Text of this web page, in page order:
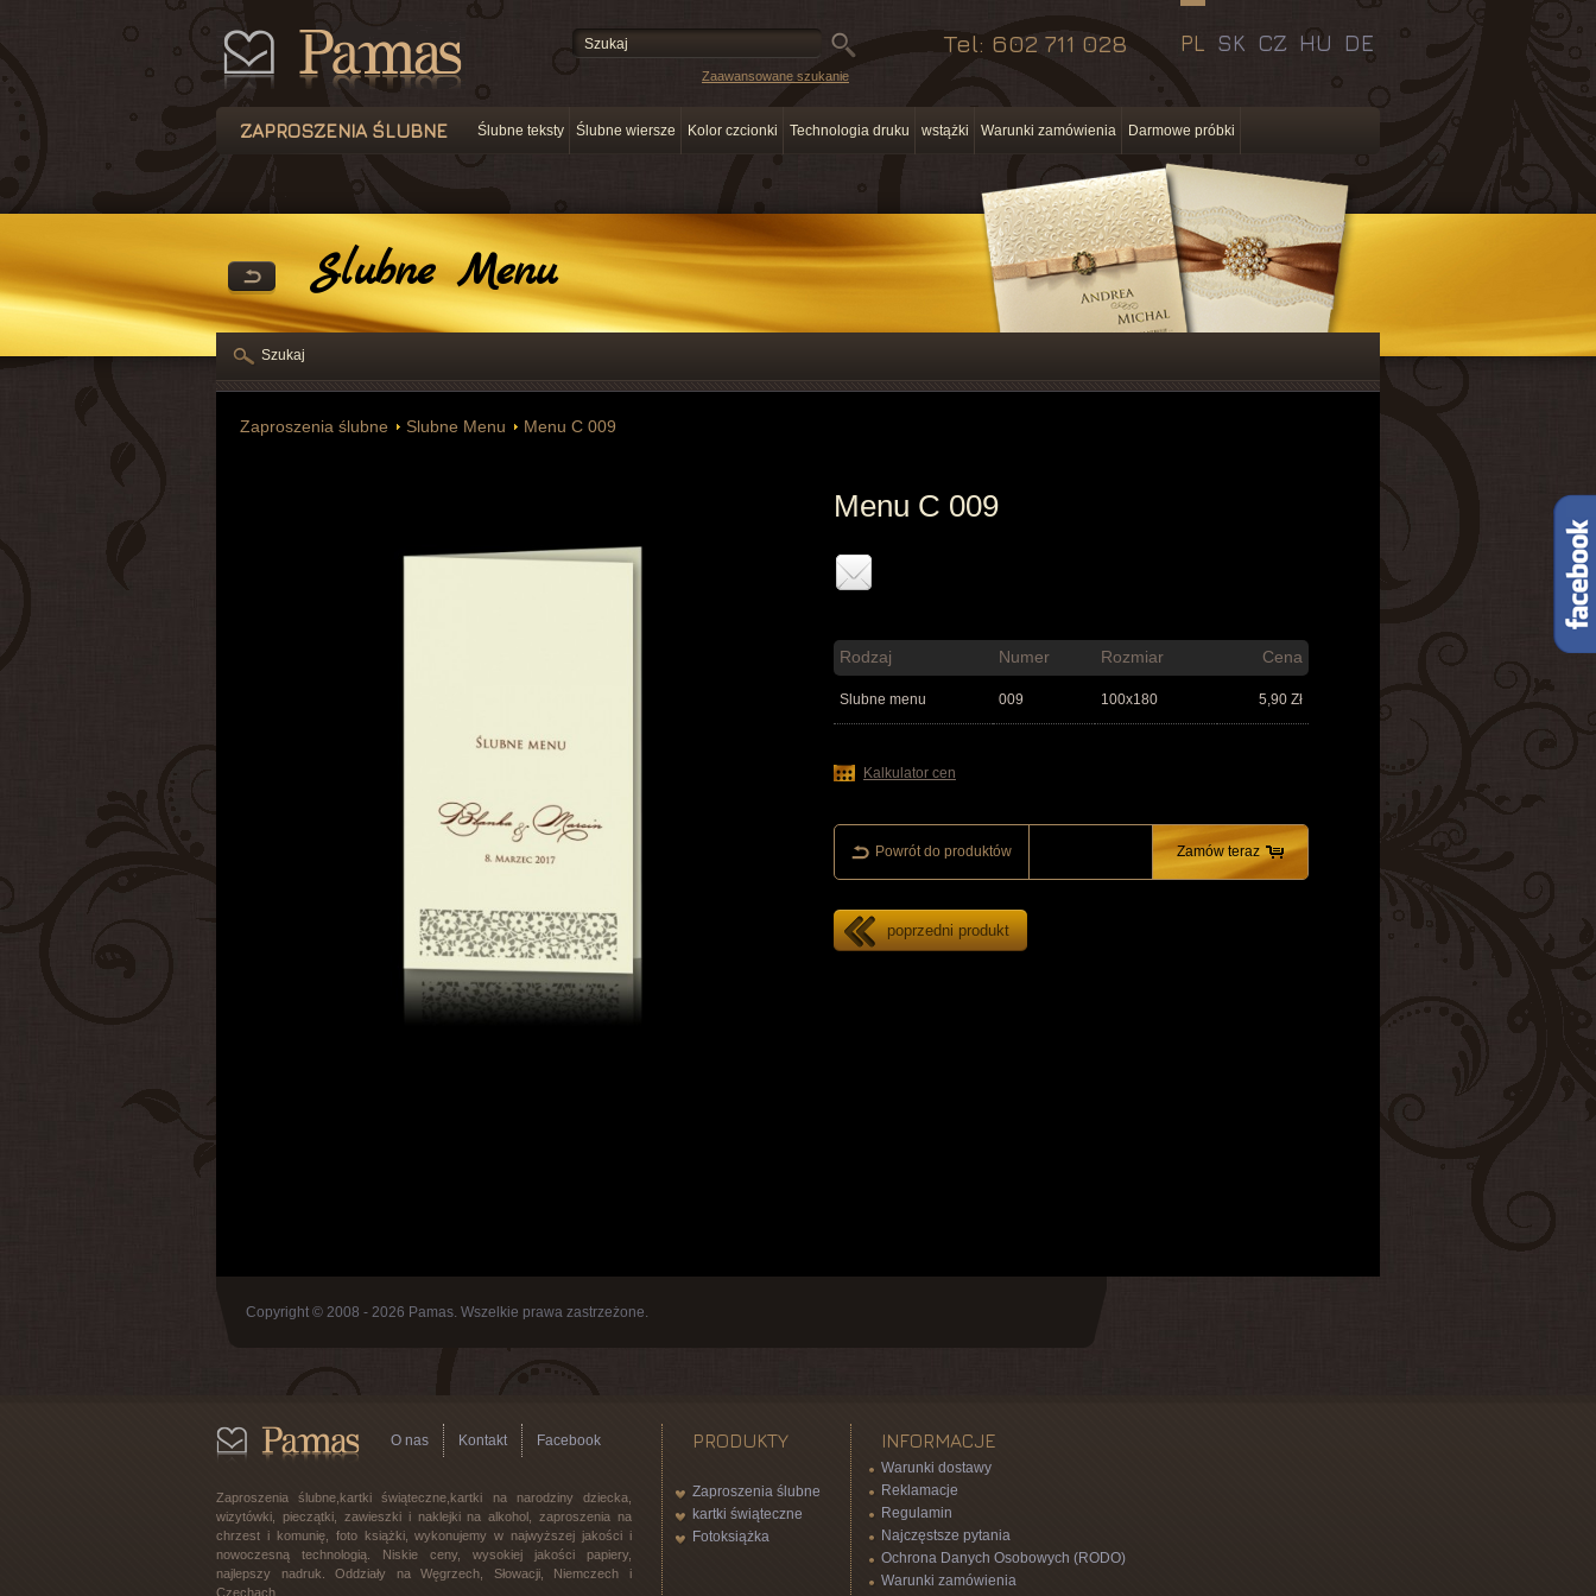
Slubne Menu
Tel: 602 711 028 DE
HU
CZ
SK
PL
ZAPROSZENIA ŚLUBNE Ślubne teksty Ślubne wiersze Kolor czcionki Technologia druku wstążki Warunki zamówienia Darmowe próbki
Zaawansowane szukanie
Zaproszenia ślubne Slubne Menu Menu C 009
Menu C 009
Rodzaj Numer Rozmiar Cena
Slubne menu 009 100x180 5,90 Zł
Kalkulator cen
Powrót do produktów Zamów teraz
poprzedni produkt
Szukaj
Copyright © 2008 - 2026 Pamas. Wszelkie prawa zastrzeżone.
O nas Kontakt Facebook
Zaproszenia ślubne,kartki świąteczne,kartki na narodziny dziecka,
wizytówki, pieczątki, zawieszki i naklejki na alkohol, zaproszenia na
chrzest i komunię, foto książki, wykonujemy w najwyższej jakości i
nowoczesną technologią. Niskie ceny, wysokiej jakości papiery,
najlepszy nadruk. Oddziały na Węgrzech, Słowacji, Niemczech i
Czechach
PRODUKTY
Zaproszenia ślubne
kartki świąteczne
Fotoksiążka
INFORMACJE
Warunki dostawy
Reklamacje
Regulamin
Najczęstsze pytania
Ochrona Danych Osobowych (RODO)
Warunki zamówienia